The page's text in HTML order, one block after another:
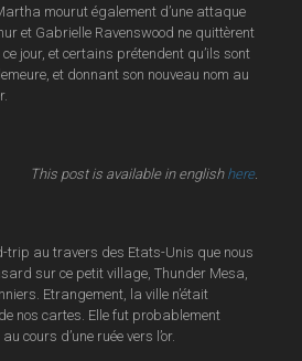
mourut également d’une attaque
et Gabrielle Ravenswood ne quittèrent
jour, et certains prétendent qu’ils sont
et donnant son nouveau nom au
This post is available in english here.
trip au travers des Etats-Unis que nous
sur ce petit village, Thunder Mesa,
Etrangement, la ville n’était
nos cartes. Elle fut probablement
cours d’une ruée vers l’or.